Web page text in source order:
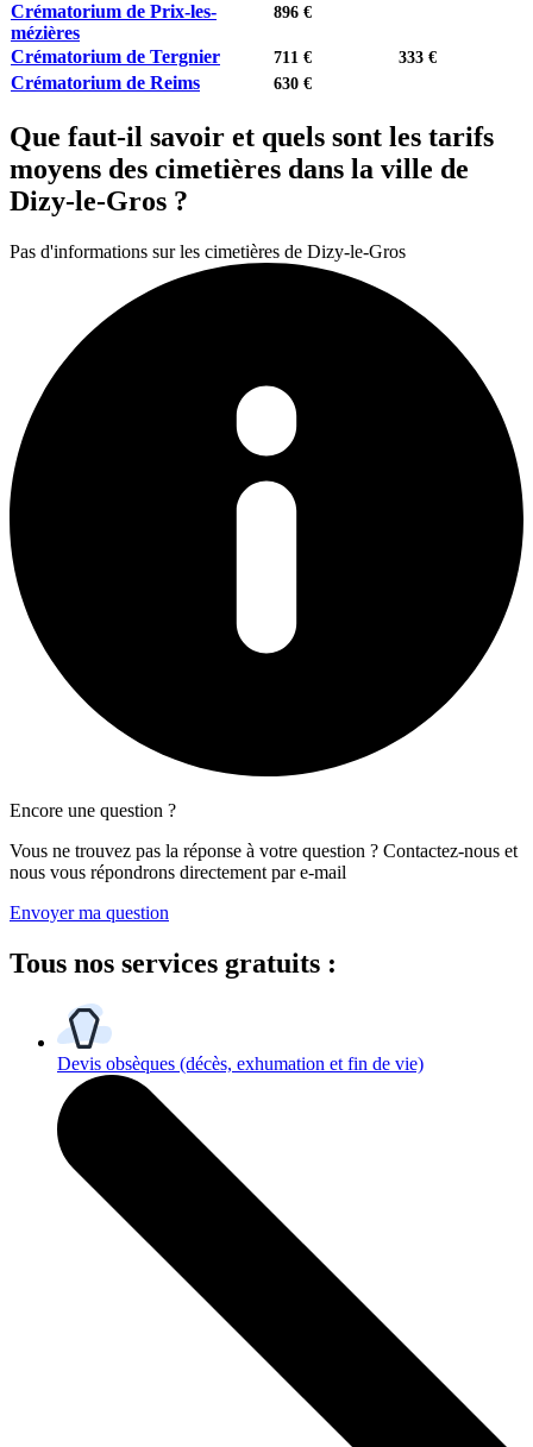
Crématorium de Prix-les-
mézières
896 €
Crématorium de Tergnier 711 € 333 €
Crématorium de Reims 630 €
Que faut-il savoir et quels sont les tarifs
moyens des cimetières dans la ville de
Dizy-le-Gros ?
Pas d'informations sur les cimetières de Dizy-le-Gros
Encore une question ?
Vous ne trouvez pas la réponse à votre question ? Contactez-nous et
nous vous répondrons directement par e-mail
Envoyer ma question
Tous nos services gratuits :
Devis obsèques (décès, exhumation et fin de vie)